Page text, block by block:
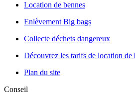
Location de bennes
Enlèvement Big bags
Collecte déchets dangereux
Découvrez les tarifs de location de
Plan du site
Conseil